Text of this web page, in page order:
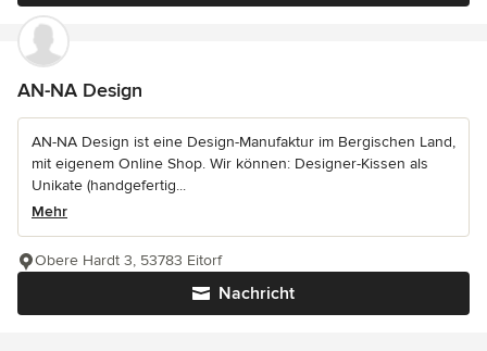
AN-NA Design
AN-NA Design ist eine Design-Manufaktur im Bergischen Land,
mit eigenem Online Shop. Wir können: Designer-Kissen als
Unikate (handgefertig...
Mehr
Nachricht
Obere Hardt 3, 53783 Eitorf